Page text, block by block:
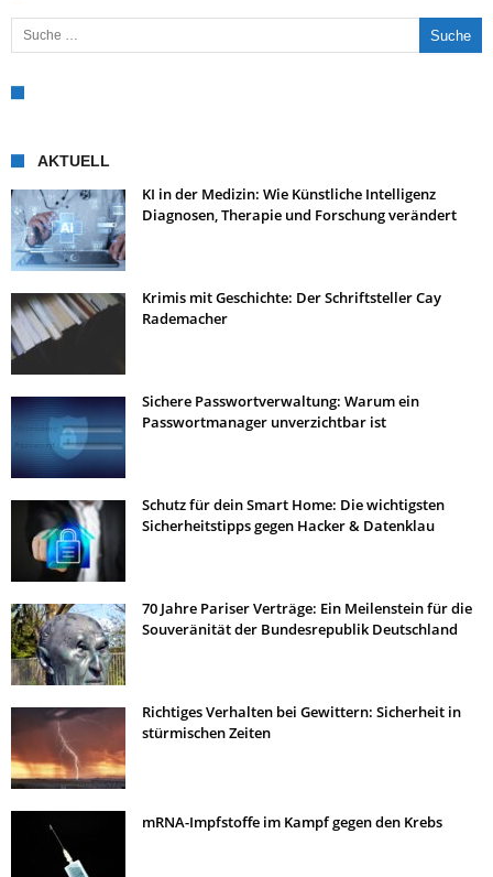
Suche nach:
AKTUELL
KI in der Medizin: Wie Künstliche Intelligenz
Diagnosen, Therapie und Forschung verändert
Krimis mit Geschichte: Der Schriftsteller Cay
Rademacher
Sichere Passwortverwaltung: Warum ein
Passwortmanager unverzichtbar ist
Schutz für dein Smart Home: Die wichtigsten
Sicherheitstipps gegen Hacker & Datenklau
70 Jahre Pariser Verträge: Ein Meilenstein für die
Souveränität der Bundesrepublik Deutschland
Richtiges Verhalten bei Gewittern: Sicherheit in
stürmischen Zeiten
mRNA-Impfstoffe im Kampf gegen den Krebs